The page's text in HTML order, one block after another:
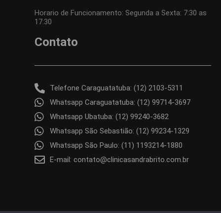
Horario de Funcionamento: Segunda a Sexta: 7:30 as
17:30
Contato
Telefone Caraguatatuba: (12) 2103-5311
Whatsapp Caraguatatuba: (12) 99714-3697
Whatsapp Ubatuba: (12) 99240-3682
Whatsapp São Sebastião: (12) 99234-1329
Whatsapp São Paulo: (11) 1193214-1880
E-mail: contato@clinicasandrabrito.com.br